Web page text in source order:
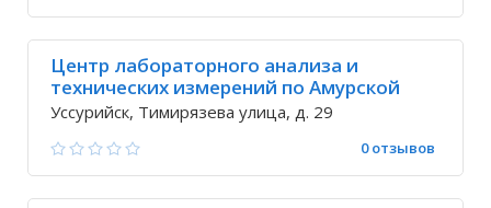
Центр лабораторного анализа и
технических измерений по Амурской
области
Уссурийск, Тимирязева улица, д. 29
0 отзывов